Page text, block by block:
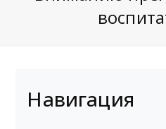
Навигация